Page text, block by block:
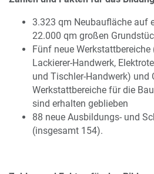
3.323 qm Neubaufläche auf
22.000 qm großen
Fünf neue Werkstattbereiche
Lackierer-Handwerk,
und Tischler-Handwerk) und
Werkstattbereiche für die
sind erhalten geblieben
88 neue Ausbildungs- und
(insgesamt 154).